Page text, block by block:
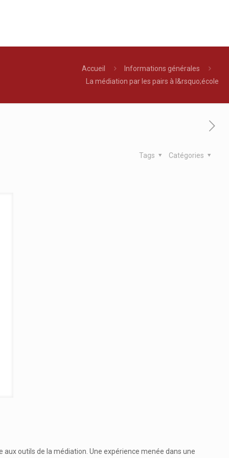
Accueil
Informations générales
La médiation par les pairs à l&rsquo;école
Catégories
Tags
aux outils de la médiation. Une expérience menée dans une